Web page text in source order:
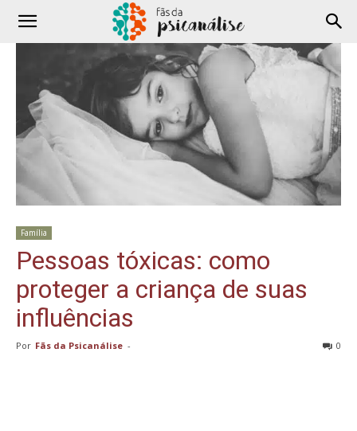
Família
Pessoas tóxicas: como
proteger a criança de suas
influências
Por Fãs da Psicanálise - 0